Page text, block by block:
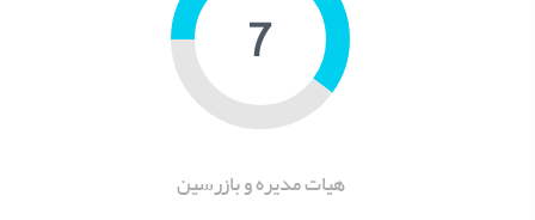
9
هیات مدیره و بازرسین